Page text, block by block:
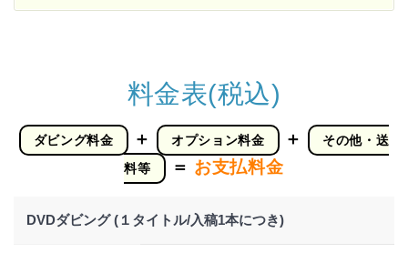
料金表(税込)
ダビング料金 ＋ オプション料金 ＋
その他・送
料等
＝ お支払料金
DVDダビング (１タイトル/入稿1本につき)